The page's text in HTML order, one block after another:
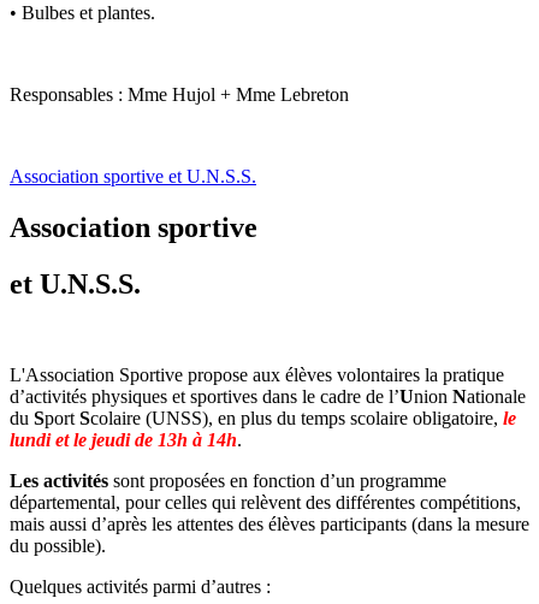
• Bulbes et plantes.
Responsables : Mme Hujol + Mme Lebreton
Association sportive et U.N.S.S.
Association sportive
et U.N.S.S.
L'Association Sportive propose aux élèves volontaires la pratique
d’activités physiques et sportives dans le cadre de l’Union Nationale
du SportScolaire (UNSS), en plus du temps scolaire obligatoire, le
lundi et le jeudi de 13h à 14h.
Les activités sont proposées en fonction d’un programme
départemental, pour celles qui relèvent des différentes compétitions,
mais aussi d’après les attentes des élèves participants (dans la mesure
du possible).
Quelques activités parmi d’autres :